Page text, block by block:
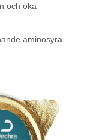
och öka
aminosyra.